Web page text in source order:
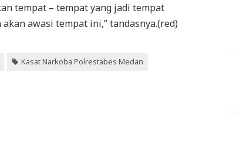
tempat – tempat yang jadi tempat
awasi tempat ini,” tandasnya.(red)
Kasat Narkoba Polrestabes Medan